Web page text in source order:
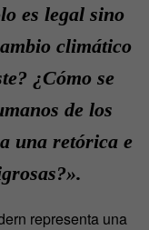
es legal sino
climático
¿Cómo se
de los
una retórica e
representa una